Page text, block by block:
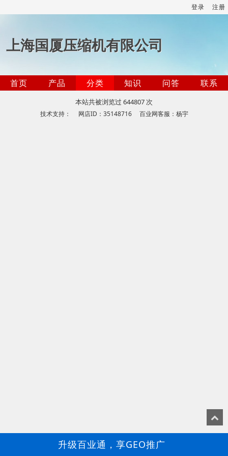
登录 注册
上海国厦压缩机有限公司
首页 产品 分类 知识 问答 联系
本站共被浏览过 644807 次
技术支持： 网店ID：35148716 百业网客服：杨宇
升级百业通，享GEO推广